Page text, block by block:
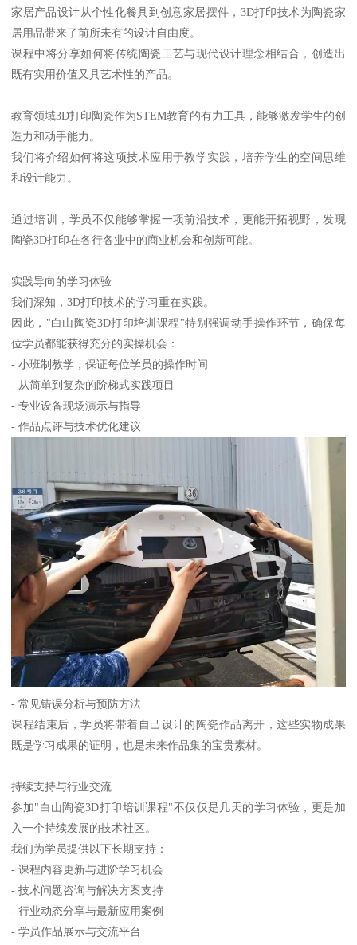
家居产品设计从个性化餐具到创意家居摆件，3D打印技术为陶瓷家
居用品带来了前所未有的设计自由度。
课程中将分享如何将传统陶瓷工艺与现代设计理念相结合，创造出
既有实用价值又具艺术性的产品。
教育领域3D打印陶瓷作为STEM教育的有力工具，能够激发学生的创
造力和动手能力。
我们将介绍如何将这项技术应用于教学实践，培养学生的空间思维
和设计能力。
通过培训，学员不仅能够掌握一项前沿技术，更能开拓视野，发现
陶瓷3D打印在各行各业中的商业机会和创新可能。
实践导向的学习体验
我们深知，3D打印技术的学习重在实践。
因此，"白山陶瓷3D打印培训课程"特别强调动手操作环节，确保每
位学员都能获得充分的实操机会：
- 小班制教学，保证每位学员的操作时间
- 从简单到复杂的阶梯式实践项目
- 专业设备现场演示与指导
- 作品点评与技术优化建议
- 常见错误分析与预防方法
课程结束后，学员将带着自己设计的陶瓷作品离开，这些实物成果
既是学习成果的证明，也是未来作品集的宝贵素材。
持续支持与行业交流
参加"白山陶瓷3D打印培训课程"不仅仅是几天的学习体验，更是加
入一个持续发展的技术社区。
我们为学员提供以下长期支持：
- 课程内容更新与进阶学习机会
- 技术问题咨询与解决方案支持
- 行业动态分享与最新应用案例
- 学员作品展示与交流平台